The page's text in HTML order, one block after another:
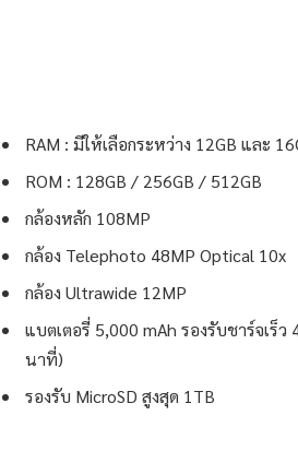
RAM : มีให้เลือกระหว่าง 12GB และ
ROM : 128GB / 256GB / 512GB
กล้องหลัก 108MP
กล้อง Telephoto 48MP Optical 10x
กล้อง Ultrawide 12MP
แบตเตอรี่ 5,000 mAh รองรับชาร์จเร็ว
นาที่)
รองรับ MicroSD สูงสุด 1TB